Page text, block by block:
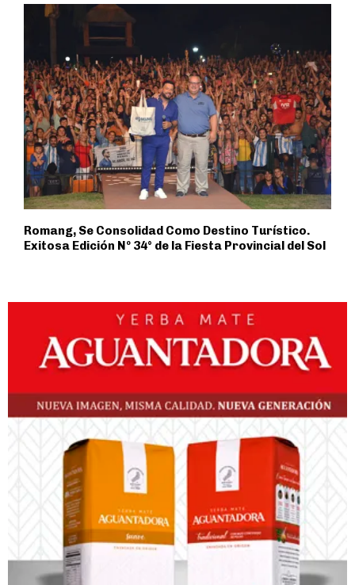
Romang, Se Consolidad Como Destino Turístico.
Exitosa Edición Nº 34° de la Fiesta Provincial del Sol